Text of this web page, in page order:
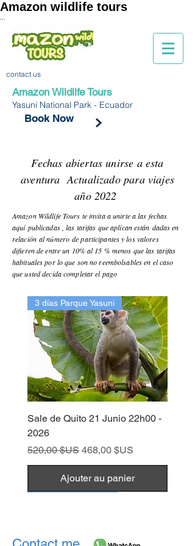
Amazon wildlife tours
contact us
Amazon Wildlife Tours
Yasuni National Park - Ecuador
Book Now
Fechas abiertas unirse a esta
aventura Actualizado para viajes
año 2022
Amazon Wildlife Tours te invita a unirte a las fechas
aquípublicadas , las tarifas que aplicanestán dadas en
relaciónalnúmerode participantes y los valores
difieren de entre un 10% al 15 % menos que las tarifas
habituales por lo que son no reembolsables en el caso
que usted decida completar el pago
3 días Parque Yasuni
Sale de Quito 21 Junio 22h00 -
2026
Prix original
520,00 $US Prix promotionnel
468,00 $US
Ajouter au panier